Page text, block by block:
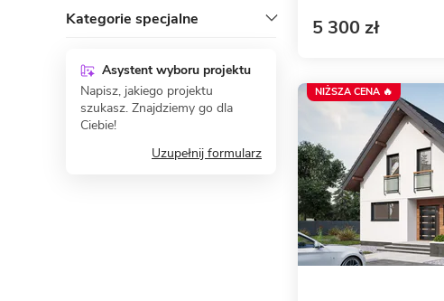
Kategorie specjalne
Asystent wyboru projektu
Napisz, jakiego projektu
szukasz. Znajdziemy go dla
Ciebie!
Uzupełnij formularz
5 300 zł
NIŻSZA CENA 🔥